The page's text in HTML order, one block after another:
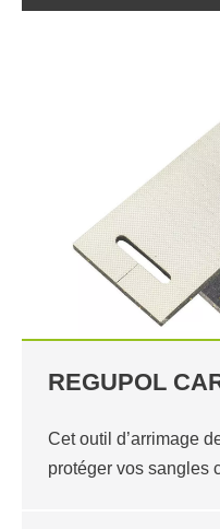
REGUPOL
Cet outil d’arrimage
protéger vos sangles